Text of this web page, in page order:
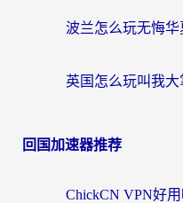
回国加速器推荐